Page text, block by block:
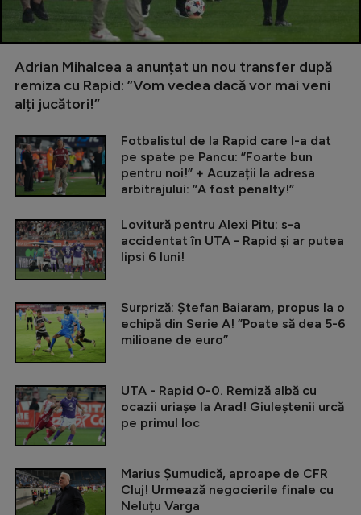
Adrian Mihalcea a anunțat un nou transfer după
remiza cu Rapid: ”Vom vedea dacă vor mai veni
alți jucători!”
Fotbalistul de la Rapid care l-a dat
pe spate pe Pancu: ”Foarte bun
pentru noi!” + Acuzații la adresa
arbitrajului: ”A fost penalty!”
Lovitură pentru Alexi Pitu: s-a
accidentat în UTA - Rapid și ar putea
lipsi 6 luni!
Surpriză: Ștefan Baiaram, propus la o
echipă din Serie A! ”Poate să dea 5-6
milioane de euro”
UTA - Rapid 0-0. Remiză albă cu
ocazii uriașe la Arad! Giuleștenii urcă
pe primul loc
Marius Șumudică, aproape de CFR
Cluj! Urmează negocierile finale cu
Neluțu Varga